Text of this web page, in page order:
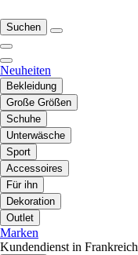
Suchen
Neuheiten
Bekleidung
Große Größen
Schuhe
Unterwäsche
Sport
Accessoires
Für ihn
Dekoration
Outlet
Marken
Kundendienst in Frankreich